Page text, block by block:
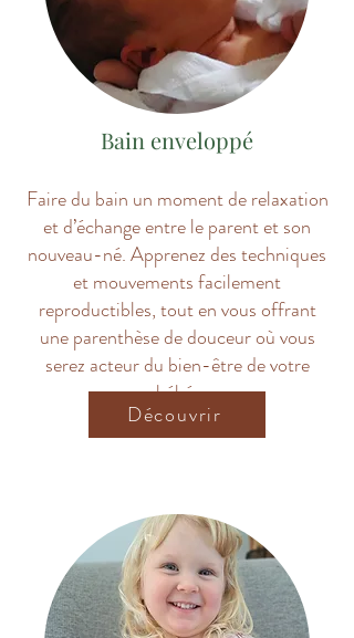
Bain enveloppé
Faire du bain un moment de relaxation
et d’échange entre le parent et son
nouveau-né. Apprenez des techniques
et mouvements facilement
reproductibles, tout en vous offrant
une parenthèse de douceur où vous
serez acteur du bien-être de votre
bébé.
Découvrir